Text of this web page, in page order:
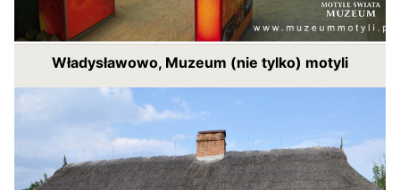
Władysławowo, Muzeum (nie tylko) motyli